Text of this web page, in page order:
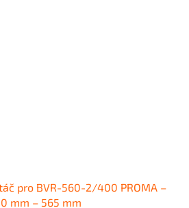
pro BVR-560-2/400 PROMA –
mm – 565 mm